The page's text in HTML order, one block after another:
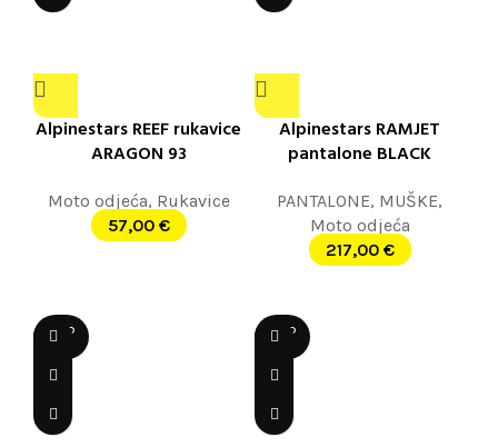
Alpinestars REEF rukavice
ARAGON 93
Moto odjeća, Rukavice
57,00 €
Alpinestars RAMJET
pantalone BLACK
PANTALONE, MUŠKE,
Moto odjeća
217,00 €
SOLD
OUT
SOLD
OUT